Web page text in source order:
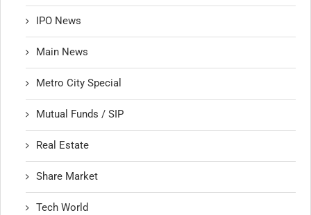
IPO News
Main News
Metro City Special
Mutual Funds / SIP
Real Estate
Share Market
Tech World